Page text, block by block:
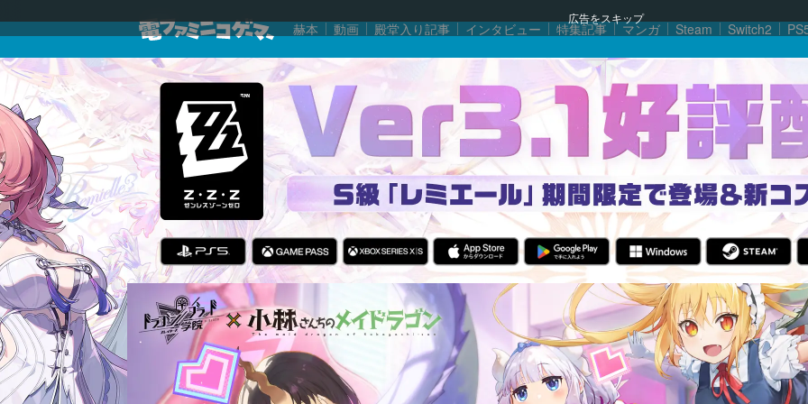
広告をスキップ
赫本 動画 殿堂入り記事 インタビュー 特集記事 マンガ Steam Switch2